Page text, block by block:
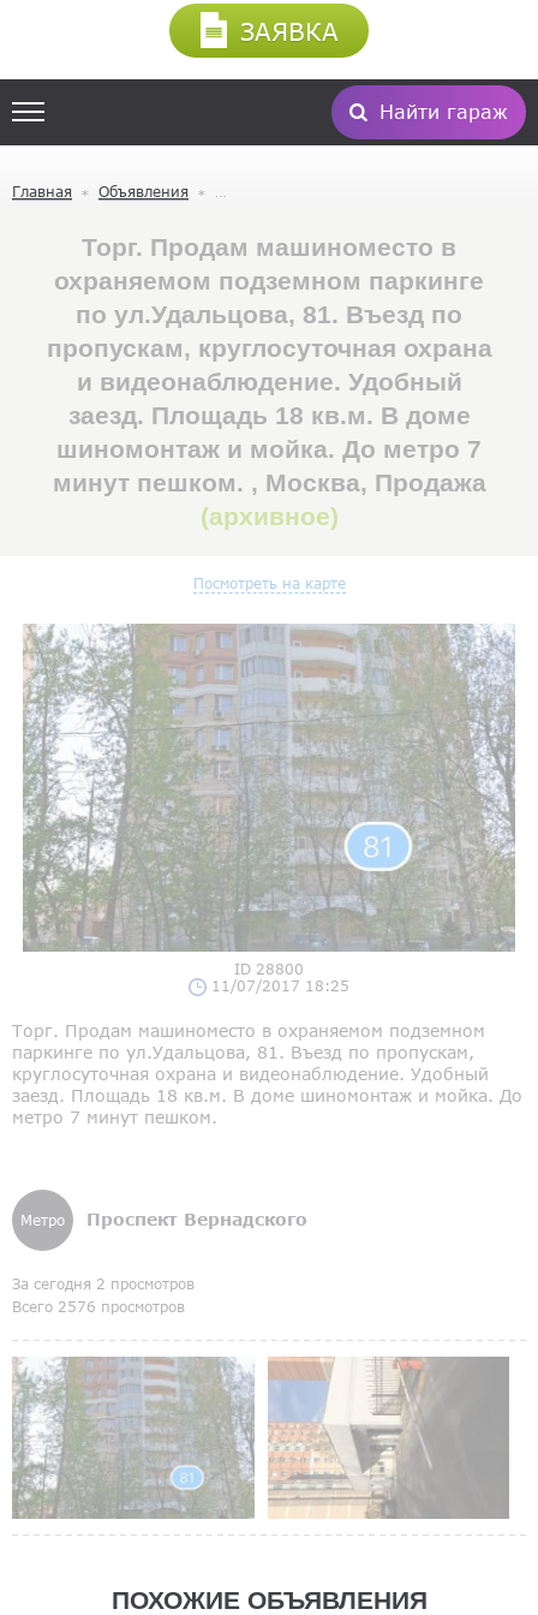
Найти гараж
ЗАЯВКА
Главная Объявления
Торг. Продам машиноместо в
охраняемом подземном паркинге
по ул.Удальцова, 81. Въезд по
пропускам, круглосуточная охрана
и видеонаблюдение. Удобный
заезд. Площадь 18 кв.м. В доме
шиномонтаж и мойка. До метро 7
минут пешком. , Москва, Продажа
(архивное)
Посмотреть на карте
ID 28800
11/07/2017 18:25
Торг. Продам машиноместо в охраняемом подземном
паркинге по ул.Удальцова, 81. Въезд по пропускам,
круглосуточная охрана и видеонаблюдение. Удобный
заезд. Площадь 18 кв.м. В доме шиномонтаж и мойка. До
метро 7 минут пешком.
Метро Проспект Вернадского
За сегодня 2 просмотров
Всего 2576 просмотров
ПОХОЖИЕ ОБЪЯВЛЕНИЯ